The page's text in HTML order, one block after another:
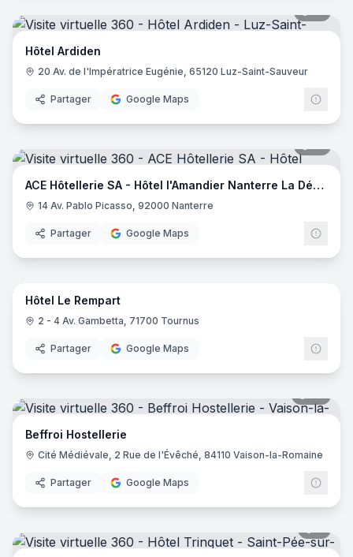
Hôtel Ardiden
20 Av. de l'Impératrice Eugénie, 65120 Luz-Saint-Sauveur
Partager Google Maps
ACE Hôtellerie SA - Hôtel l'Amandier Nanterre La Défense
14 Av. Pablo Picasso, 92000 Nanterre
Partager Google Maps
42
Hôtel Le Rempart
2 - 4 Av. Gambetta, 71700 Tournus
Partager Google Maps
Beffroi Hostellerie
Cité Médiévale, 2 Rue de l'Évêché, 84110 Vaison-la-Romaine
Partager Google Maps